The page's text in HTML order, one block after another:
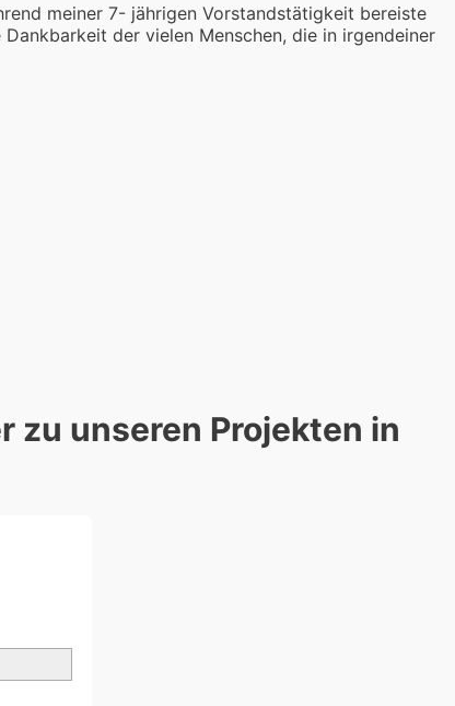
meiner 7- jährigen Vorstandstätigkeit bereiste
der vielen Menschen, die in irgendeiner
zu unseren Projekten in